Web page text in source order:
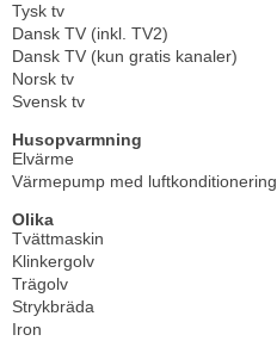
Tysk tv
Dansk TV (inkl. TV2)
Dansk TV (kun gratis kanaler)
Norsk tv
Svensk tv
Husopvarmning
Elvärme
Värmepump med luftkonditionering
Olika
Tvättmaskin
Klinkergolv
Trägolv
Strykbräda
Iron